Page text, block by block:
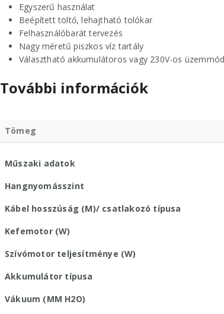
Egyszerű használat
Beépített töltő, lehajtható tolókar
Felhasználóbarát tervezés
Nagy méretű piszkos víz tartály
Választható akkumulátoros vagy 230V-os
További információk
Tömeg
Műszaki adatok
Hangnyomásszint
Kábel hosszúság (M)/ csatlakozó típusa
Kefemotor (W)
Szívómotor teljesítménye (W)
Akkumulátor típusa
Vákuum (MM H2O)